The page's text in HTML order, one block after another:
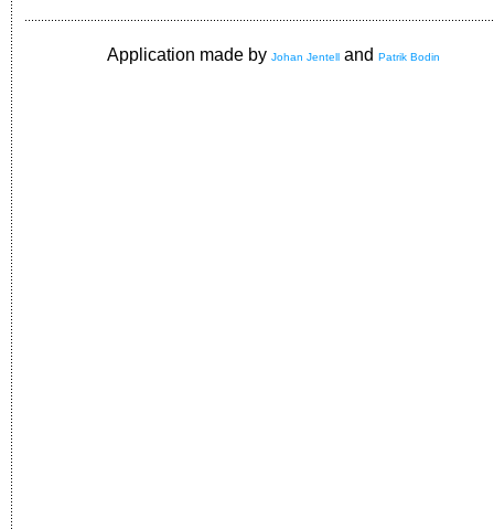
Application made by Johan Jentell and Patrik Bodin